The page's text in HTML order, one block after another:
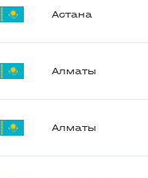
Астана
Алматы
Алматы